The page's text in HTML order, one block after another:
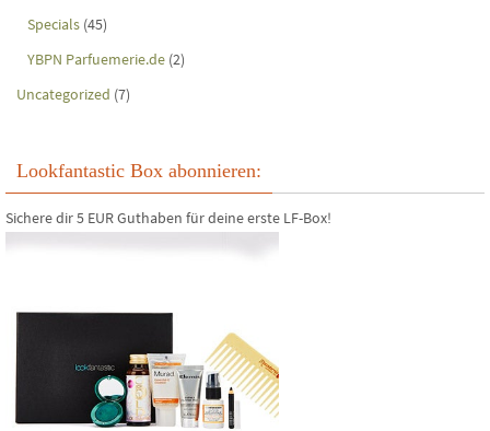
Specials (45)
YBPN Parfuemerie.de (2)
Uncategorized (7)
Lookfantastic Box abonnieren:
Sichere dir 5 EUR Guthaben für deine erste LF-Box!